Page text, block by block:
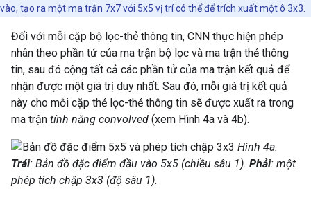
vào, tạo ra một ma trận 7x7 với 5x5 vị trí có thể để trích xuất một ô 3x3.
Đối với mỗi cặp bộ lọc-thẻ thông tin, CNN thực hiện phép
nhân theo phần tử của ma trận bộ lọc và ma trận thẻ thông
tin, sau đó cộng tất cả các phần tử của ma trận kết quả để
nhận được một giá trị duy nhất. Sau đó, mỗi giá trị kết quả
này cho mỗi cặp thẻ lọc-thẻ thông tin sẽ được xuất ra trong
ma trận tính năng convolved (xem Hình 4a và 4b).
Hình 4a.
Trái: Bản đồ đặc điểm đầu vào 5x5 (chiều sâu 1). Phải: một
phép tích chập 3x3 (độ sâu 1).